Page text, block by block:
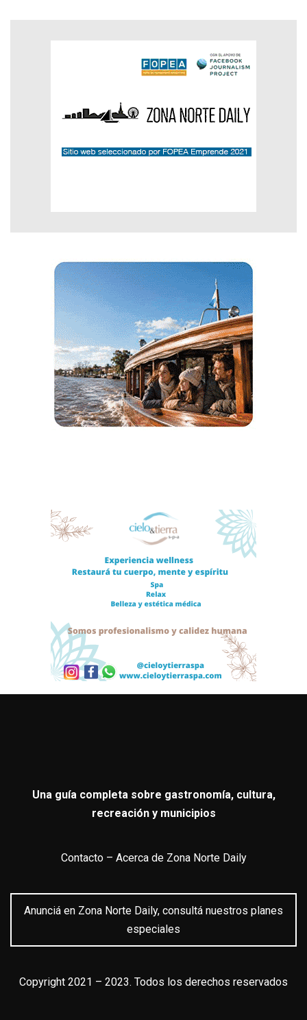
Una guía completa sobre gastronomía, cultura,
recreación y municipios
Contacto– Acerca de Zona Norte Daily
Anunciá en Zona Norte Daily, consultá nuestros planes
especiales
Copyright 2021 – 2023. Todos los derechos reservados